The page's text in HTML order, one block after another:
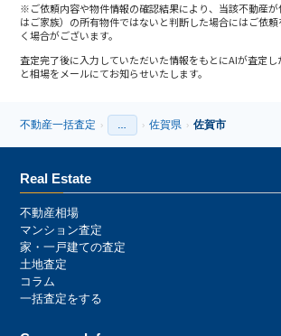
※ご依頼内容や物件情報の確認結果により、当該不動産
はご家族）の所有物件ではないと判断した場合にはご依
く場合がございます。
査定完了後に入力していただいた情報をもとにAIが査定
と相場をメールにてお知らせいたします。
不動産一括査定 › › 佐賀県 › 佐賀市
Real Estate
不動産相場
マンション査定
家・一戸建ての査定
土地査定
コラム
一括査定をする